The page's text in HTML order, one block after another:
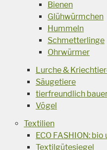
Bienen
Glühwürmchen
Hummeln
Schmetterlinge
Ohrwürmer
Lurche &
Säugetiere
tierfreundlich
Vögel
Textilien
ECO FASHION:
Textilgütesiegel